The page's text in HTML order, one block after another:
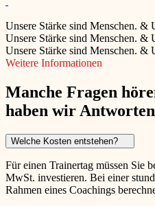
Unsere Stärke sind Menschen. &
Unsere Stärke sind Menschen. &
Unsere Stärke sind Menschen. &
Weitere Informationen
Manche Fragen
haben wir
Welche Kosten entstehen?
Für einen Trainertag müssen Sie
MwSt. investieren. Bei einer
Rahmen eines Coachings